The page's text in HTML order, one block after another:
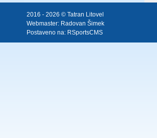
2016 - 2026 © Tatran Litovel
Webmaster: Radovan Šimek
Postaveno na: RSportsCMS